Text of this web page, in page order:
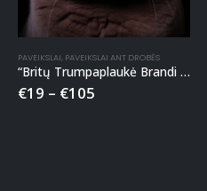
PAVEIKSLAI, PAVEIKSLAI ANT DROBĖS
“Britų Trumpaplaukė Brandi Baronė” paveikslas ant drobės
€19 – €105